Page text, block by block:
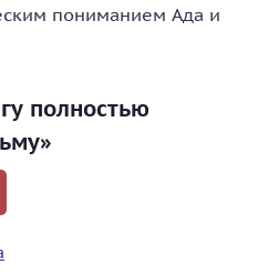
пониманием Ада и
полностью